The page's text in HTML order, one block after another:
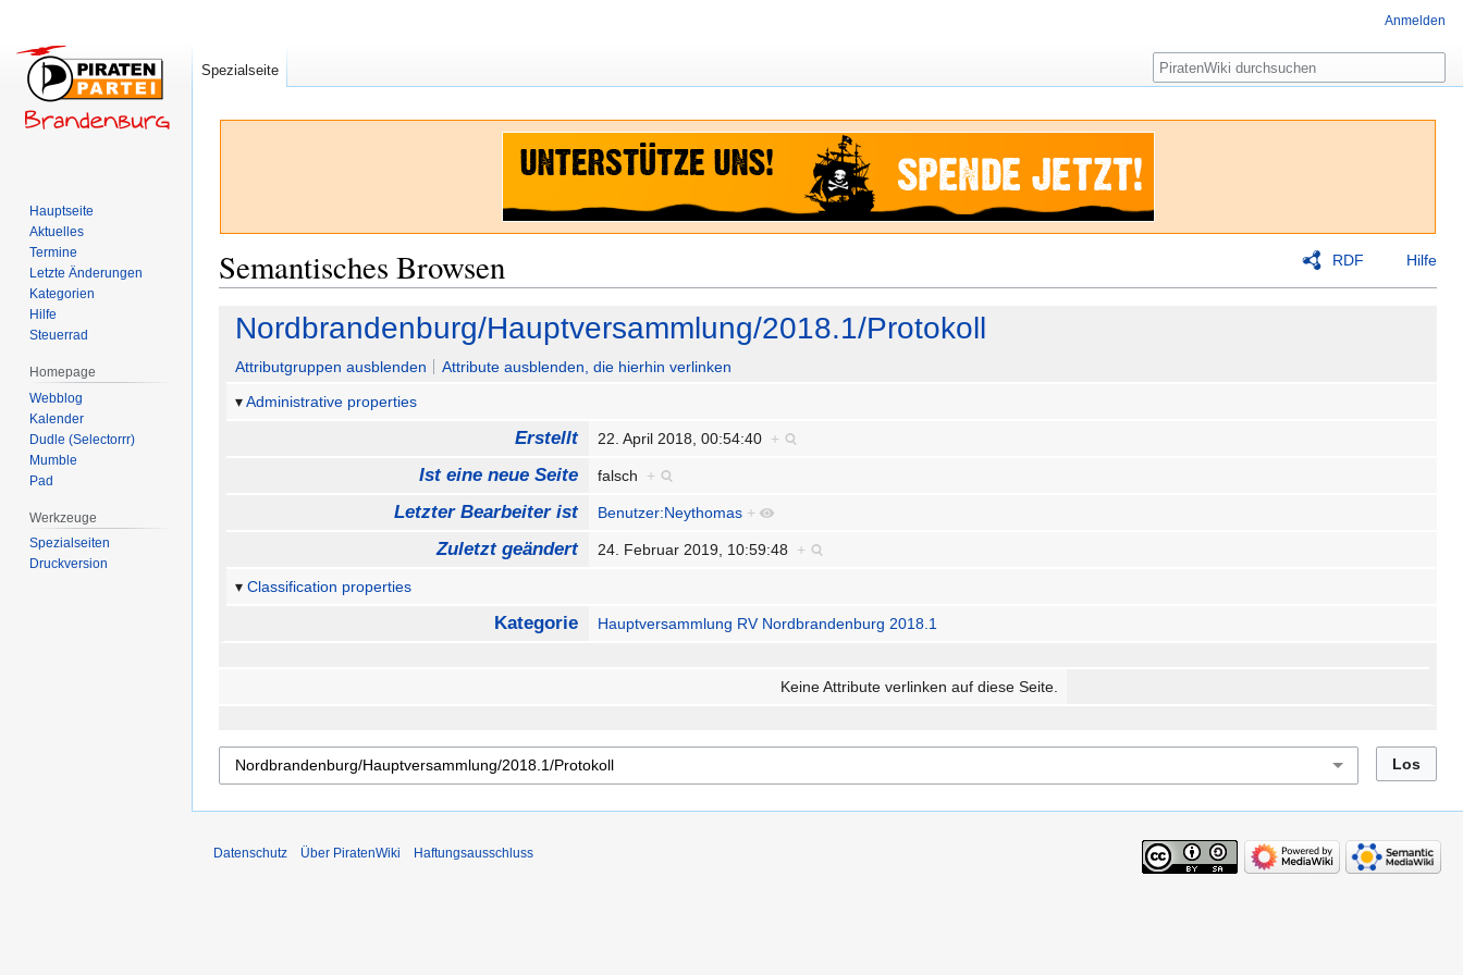
RDF Hilfe
Semantisches Browsen
Zur
Navigation
springen
Zur
Suche
springen
Nordbrandenburg/Hauptversammlung/2018.1/Protokoll
Attributgruppen ausblenden
Attribute ausblenden, die hierhin verlinken
Administrative properties
Erstellt 22. April 2018, 00:54:40 +
Ist eine neue Seite falsch +
Letzter Bearbeiter ist Benutzer:Neythomas +
Zuletzt geändert 24. Februar 2019, 10:59:48 +
Classification properties
Kategorie Hauptversammlung RV Nordbrandenburg 2018.1
Keine Attribute verlinken auf diese Seite.
Anmelden
Spezialseite Suche
Hauptseite
Aktuelles
Termine
Letzte Änderungen
Kategorien
Hilfe
Steuerrad
Homepage
Webblog
Kalender
Dudle (Selectorrr)
Mumble
Pad
Werkzeuge
Spezialseiten
Druckversion
Datenschutz Über PiratenWiki Haftungsausschluss